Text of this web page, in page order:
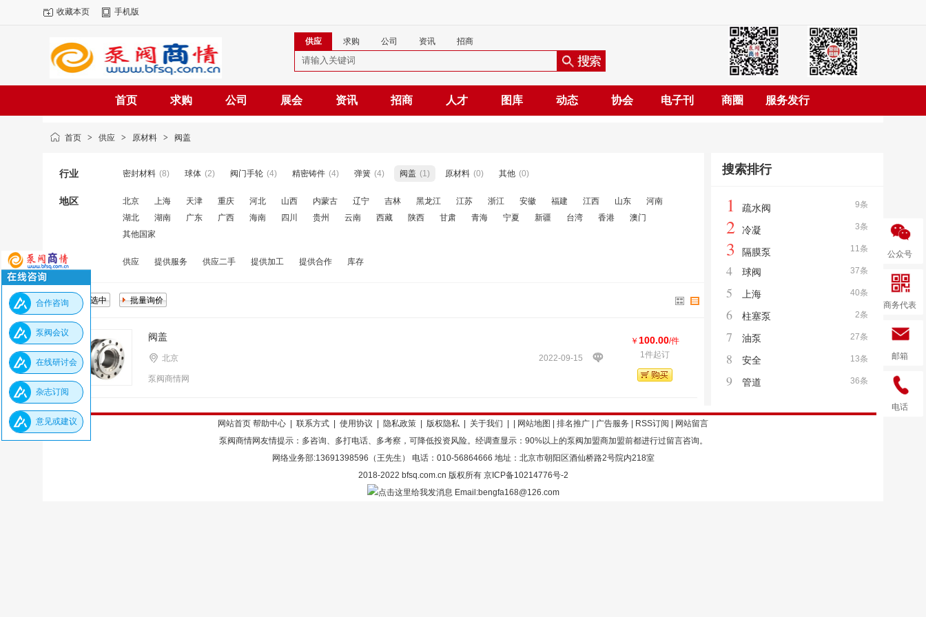
收藏本页 手机版
供应 求购 公司 资讯 招商
首页 求购 公司 展会 资讯 招商 人才 图库 动态 协会 电子刊 商圈 服务发行
首页 > 供应 > 原材料 > 阀盖
行业 密封材料 (8) 球体 (2) 阀门手轮 (4) 精密铸件 (4) 弹簧 (4) 阀盖 (1) 原材料 (0) 其他 (0)
地区 北京 上海 天津 重庆 河北 山西 内蒙古 辽宁 吉林 黑龙江 江苏 浙江 安徽 福建 江西 山东
河南
湖北
湖南 广东 广西 海南 四川 贵州 云南 西藏 陕西 甘肃 青海 宁夏 新疆 台湾 香港
澳门
其他国家
类别 供应 提供服务 供应二手 提供加工 提供合作 库存
阀盖
2022-09-15
北京
泵阀商情网
￥ 100.00/件
1件起订
搜索排行
9条
1 疏水阀
3条
2 冷凝
11条
3 隔膜泵
37条
4 球阀
40条
5 上海
2条
6 柱塞泵
27条
7 油泵
13条
8 安全
36条
9 管道
网站首页 帮助中心 联系方式 使用协议 隐私政策 版权隐私 关于我们 网站地图 排名推广 广告服务 RSS订阅
网站留言
泵阀商情网友情提示：多咨询、多打电话、多考察，可降低投资风险。经调查显示：90%以上的泵阀加盟商加盟前都进行过留言咨询。
网络业务部:13691398596（王先生） 电话：010-56864666 地址：北京市朝阳区酒仙桥路2号院内218室
2018-2022 bfsq.com.cn 版权所有 京ICP备10214776号-2
Email:bengfa168@126.com
合作咨询
泵阀会议
在线研讨会
杂志订阅
意见或建议
公众号
商务代表
邮箱
电话